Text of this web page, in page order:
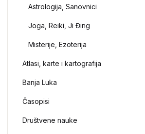
Astrologija, Sanovnici
Joga, Reiki, Ji Đing
Misterije, Ezoterija
Atlasi, karte i kartografija
Banja Luka
Časopisi
Društvene nauke